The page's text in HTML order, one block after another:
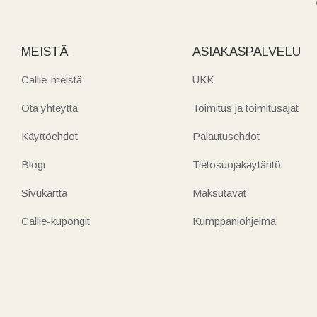
MEISTÄ
Callie-meistä
Ota yhteyttä
Käyttöehdot
Blogi
Sivukartta
Callie-kupongit
ASIAKASPALVELU
UKK
Toimitus ja toimitusajat
Palautusehdot
Tietosuojakäytäntö
Maksutavat
Kumppaniohjelma